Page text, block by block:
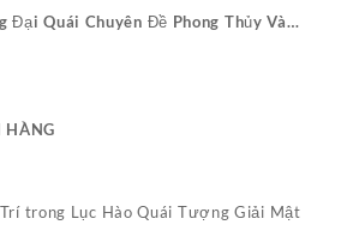
tại
Đại Quái Chuyên Đề Phong Thủy Và
PDF
HÀNG
trong Lục Hào Quái Tượng Giải Mật